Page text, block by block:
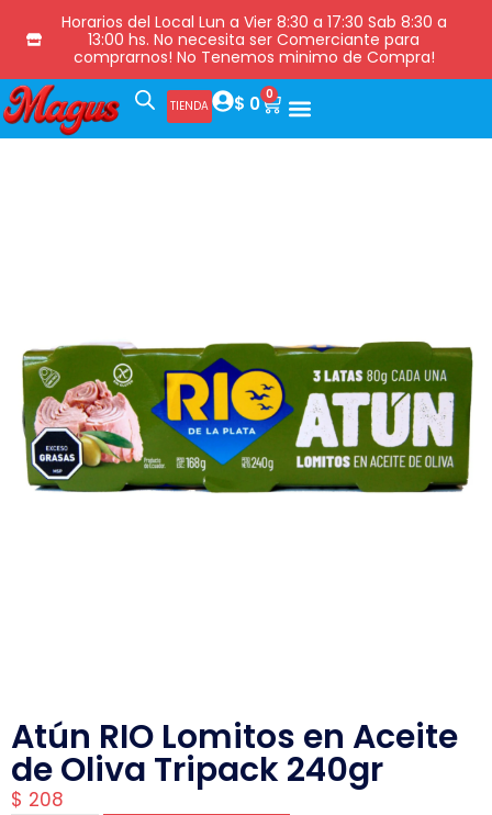
Horarios del Local Lun a Vier 8:30 a 17:30 Sab 8:30 a
13:00 hs. No necesita ser Comerciante para
comprarnos! No Tenemos minimo de Compra!
TIENDA $ 0 0
Atún RIO Lomitos en Aceite
de Oliva Tripack 240gr
$ 208